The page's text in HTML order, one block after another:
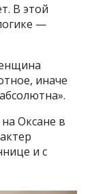
В этой
—
иначе
Оксане в
и с